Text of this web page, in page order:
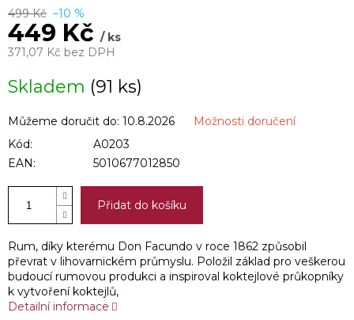
499 Kč –10 %
449 Kč/ ks
371,07 Kč bez DPH
cena:
Skladem (91 ks)
Můžeme doručit do: 10.8.2026
Možnosti doručení
Kód:
A0203
EAN:
5010677012850
Přidat do košíku
Rum, díky kterému Don Facundo v roce 1862 způsobil
převrat v lihovarnickém průmyslu. Položil základ pro veškerou
budoucí rumovou produkci a inspiroval koktejlové průkopníky
k vytvoření koktejlů,
Detailní informace